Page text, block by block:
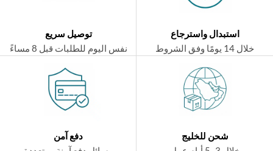
استبدال واسترجاع
توصيل سريع
نفس اليوم للطلبات قبل 8 مساءً
شحن للخليج
دفع آمن